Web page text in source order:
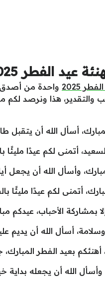
عيد الفطر 2025
2025
واحدة من أصدق
هذا ونرصد لكم
أسأل الله أن يتقبل
أتمنى لكم عيدًا مليئًا
وأسأل الله أن يجعل
أتمنى لكم عيدًا مليئًا
بمشاركة الأحباب،
أسأل الله أن يديم
أهنئكم بعيد الفطر
الله أن يجعله بداية